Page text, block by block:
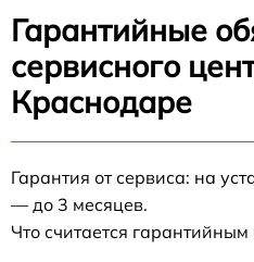
Гарантийные
сервисного
Краснодаре
Гарантия от сервиса: на
— до 3 месяцев.
Что считается гарантийным